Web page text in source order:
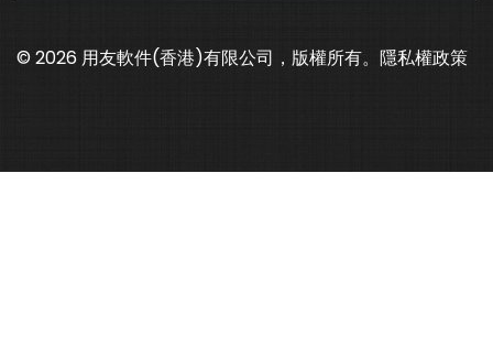
© 2026 用友軟件(香港)有限公司，版權所有。 隱私權政策